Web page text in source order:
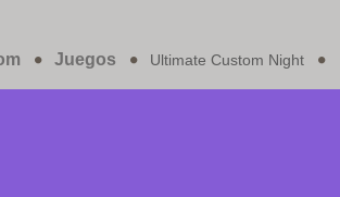
Juegos Ultimate Custom Night